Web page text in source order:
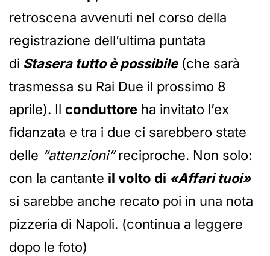
retroscena avvenuti nel corso della
registrazione dell’ultima puntata
di Stasera tutto è possibile(che sarà
trasmessa su Rai Due il prossimo 8
aprile). Il conduttore ha invitato l’ex
fidanzata e tra i due ci sarebbero state
delle “attenzioni”reciproche. Non solo:
con la cantante il volto di «Affari tuoi»
si sarebbe anche recato poi in una nota
pizzeria di Napoli. (continua a leggere
dopo le foto)